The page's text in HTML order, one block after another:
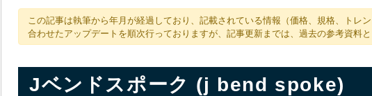
この記事は執筆から年月が経過しており、記載されている情報（価格、規格、トレ
合わせたアップデートを順次行っておりますが、記事更新までは、過去の参考資料
Jベンドスポーク (j bend spoke)